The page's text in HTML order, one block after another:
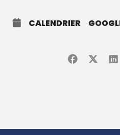
CALENDRIER